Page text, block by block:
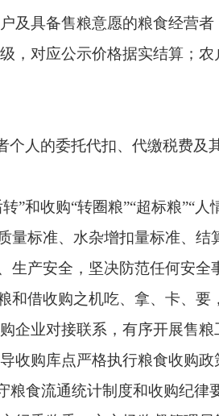
吃、拿、卡、要，做到廉洁收粮。
，有序开展售粮工作。粮食收购企
制度和收购纪律要求，坚决防范各
市场监督管理局等相关部门将联合
迎社会各界监督。